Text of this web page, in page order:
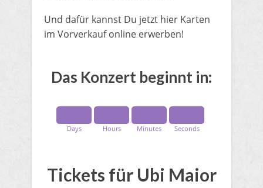
​Und dafür kannst Du jetzt hier Karten
im Vorverkauf online erwerben!
​Das Konzert beginnt in:
Days Hours Minutes Seconds
Tickets für Ubi Maior